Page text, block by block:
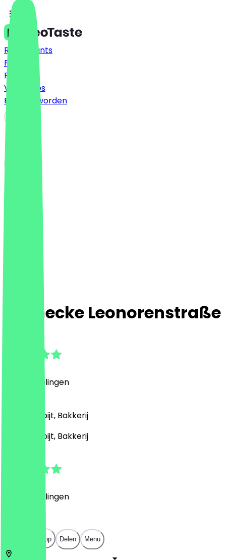
Restaurants
Prijzen
FAQ
Vacatures
Partner worden
Steinecke Leonorenstraße
Beoordelingen
Café, Ontbijt, Bakkerij
Café, Ontbijt, Bakkerij
Beoordelingen
Open in app Delen Menu